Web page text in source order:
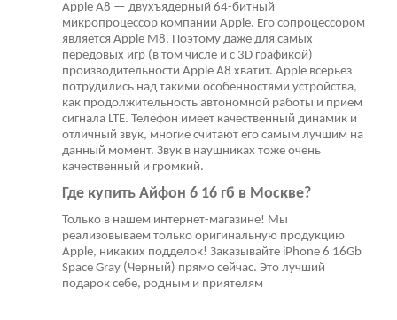
Apple A8 — двухъядерный 64-битный
микропроцессор компании Apple. Его сопроцессором
является Apple M8. Поэтому даже для самых
передовых игр (в том числе и с 3D графикой)
производительности Apple A8 хватит. Apple всерьез
потрудились над такими особенностями устройства,
как продолжительность автономной работы и прием
сигнала LTE. Телефон имеет качественный динамик и
отличный звук, многие считают его самым лучшим на
данный момент. Звук в наушниках тоже очень
качественный и громкий.
Где купить Айфон 6 16 гб в Москве?
Только в нашем интернет-магазине! Мы
реализовываем только оригинальную продукцию
Apple, никаких подделок! Заказывайте iPhone 6 16Gb
Space Gray (Черный) прямо сейчас. Это лучший
подарок себе, родным и приятелям